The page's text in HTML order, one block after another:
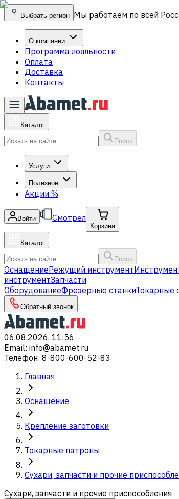
Выбрать регион Мы работаем по всей
О компании
Программа лояльности
Оплата
Доставка
Контакты
Каталог
Поиск
Услуги
Полезное
Акции %
Войти Смотрел
Корзина
Каталог
Поиск
ОснащениеРежущий инструмент
инструментЗапчасти
ОборудованиеФрезерные станкиТокарные
Обратный звонок
06.08.2026, 11:56
Email: info@abamet.ru
Телефон: 8-800-600-52-83
Главная
Оснащение
Крепление заготовки
Токарные патроны
Сухари, запчасти и прочие
Сухари, запчасти и прочие приспособления